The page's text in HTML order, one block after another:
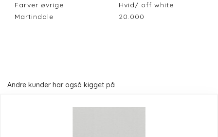
Farver øvrige
Hvid/ off white
Martindale
20.000
Andre kunder har også kigget på